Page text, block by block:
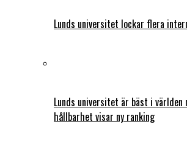
Lunds universitet lockar flera
Lunds universitet är bäst i
hållbarhet visar ny ranking